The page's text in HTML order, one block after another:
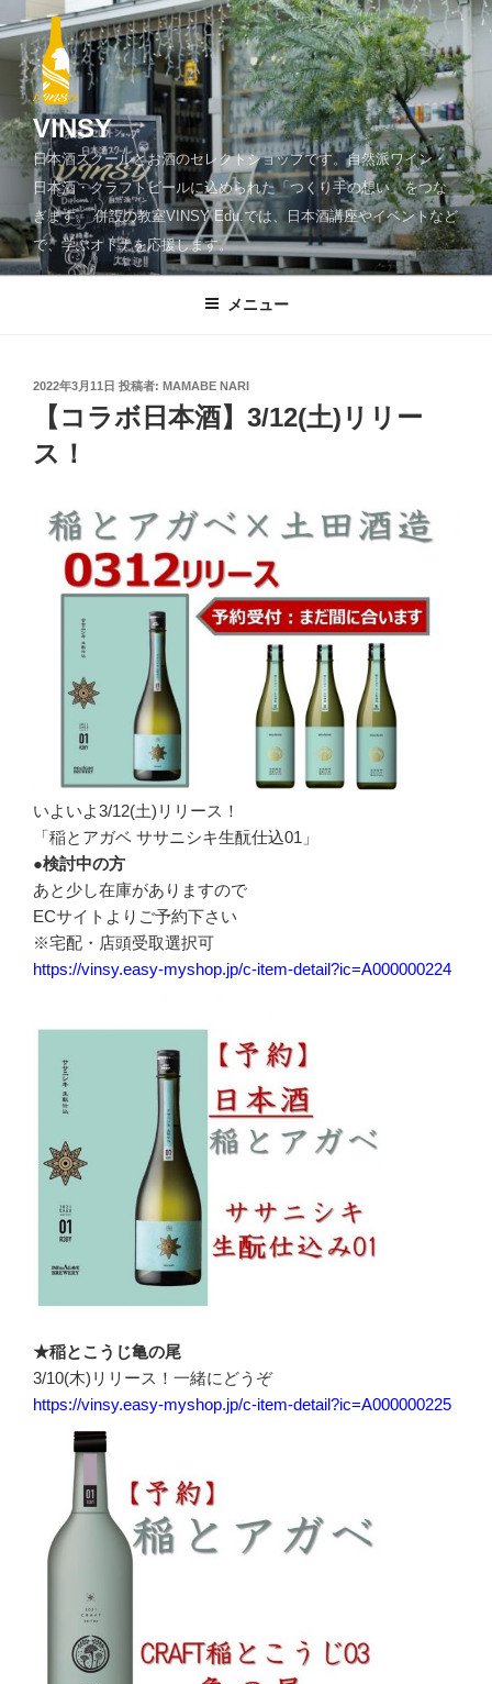
ン
ツ
へ
ッ
プ
VINSY
日本酒スクールとお酒のセレクトショップです。自然派ワイン・
日本酒・クラフトビールに込められた「つくり手の想い」をつな
ぎます。 併設の教室VINSY Edu.では、日本酒講座やイベントなど
で、学ぶオトナを応援します。
メニュー
投
2022年3月11日 投稿者: MAMABE NARI
【コラボ日本酒】3/12(土)リリー
ス！
いよいよ3/12(土)リリース！
「稲とアガベ ササニシキ生酛仕込01」
●検討中の方
あと少し在庫がありますので
ECサイトよりご予約下さい
※宅配・店頭受取選択可
https://vinsy.easy-myshop.jp/c-item-detail?ic=A000000224
★稲とこうじ亀の尾
3/10(木)リリース！一緒にどうぞ
https://vinsy.easy-myshop.jp/c-item-detail?ic=A000000225